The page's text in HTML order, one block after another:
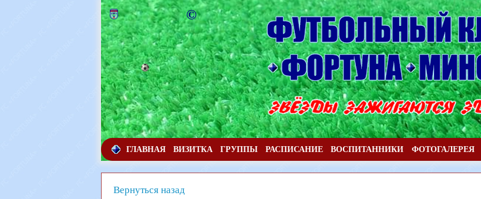
©
ГЛАВНАЯ ВИЗИТКА ГРУППЫ РАСПИСАНИЕ ВОСПИТАННИКИ ФОТОГАЛЕРЕЯ
Вернуться назад